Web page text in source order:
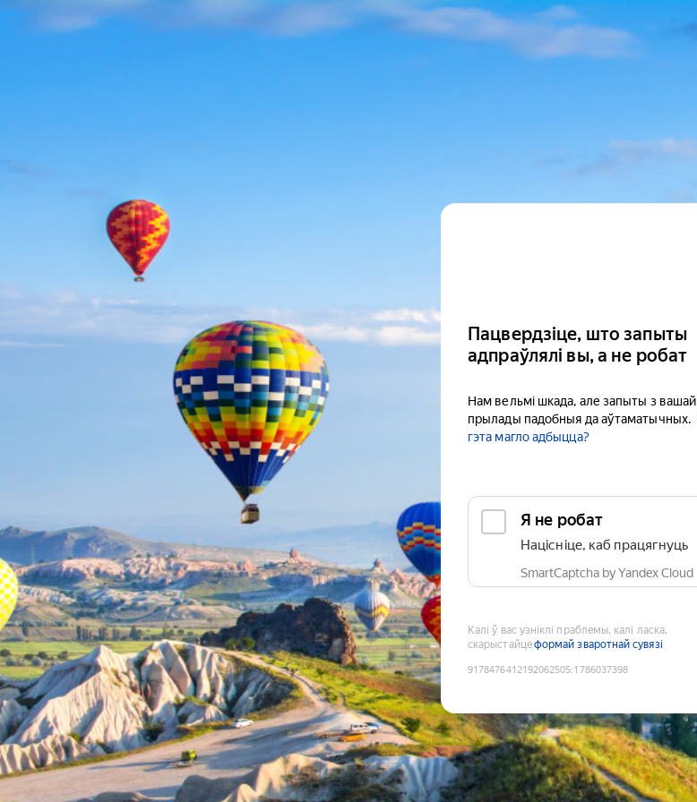
Пацвердзіце, што запыты
адпраўлялі вы, а не робат
Нам вельмі шкада, але запыты з вашай
прылады падобныя да аўтаматычных.
гэта магло адбыцца?
Я не робат
Націсніце, каб працягнуць
SmartCaptcha by Yandex Cloud
Калі ў вас узніклі праблемы, калі ласка,
скарыстайцеформай зваротнай сувязі
9178476412192062505:1786037398